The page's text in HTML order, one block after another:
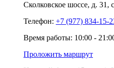
Сколковское шоссе, д. 31,
Телефон: +7 (977) 834-15-
Время работы: 10:00 -
Проложить маршрут